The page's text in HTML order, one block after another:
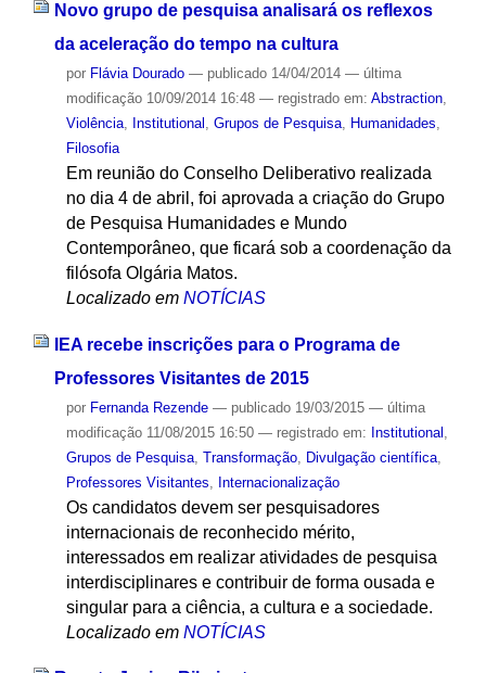
Novo grupo de pesquisa analisará os reflexos
da aceleração do tempo na cultura
por Flávia Dourado — publicado14/04/2014 — última
modificação10/09/2014 16:48 — registrado em: Abstraction,
Violência, Institutional , Grupos de Pesquisa, Humanidades,
Filosofia
Em reunião do Conselho Deliberativo realizada
no dia 4 de abril, foi aprovada a criação do Grupo
de Pesquisa Humanidades e Mundo
Contemporâneo, que ficará sob a coordenação da
filósofa Olgária Matos.
Localizado em NOTÍCIAS
IEA recebe inscrições para o Programa de
Professores Visitantes de 2015
por Fernanda Rezende — publicado19/03/2015 — última
modificação11/08/2015 16:50 — registrado em: Institutional
Grupos de Pesquisa, Transformação, Divulgação científica,
Professores Visitantes
Internacionalização
Os candidatos devem ser pesquisadores
internacionais de reconhecido mérito,
interessados em realizar atividades de pesquisa
interdisciplinares e contribuir de forma ousada e
singular para a ciência, a cultura e a sociedade.
Localizado em NOTÍCIAS